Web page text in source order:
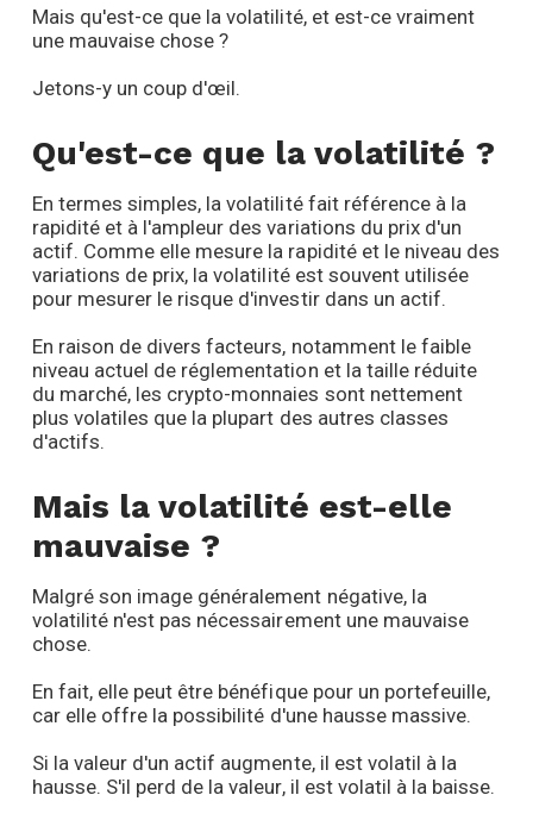
Mais qu'est-ce que la volatilité, et est-ce vraiment
une mauvaise chose ?
Jetons-y un coup d'œil.
Qu'est-ce que la volatilité ?
En termes simples, la volatilité fait référence à la
rapidité et à l'ampleur des variations du prix d'un
actif. Comme elle mesure la rapidité et le niveau des
variations de prix, la volatilité est souvent utilisée
pour mesurer le risque d'investir dans un actif.
En raison de divers facteurs, notamment le faible
niveau actuel de réglementation et la taille réduite
du marché, les crypto-monnaies sont nettement
plus volatiles que la plupart des autres classes
d'actifs.
Mais la volatilité est-elle
mauvaise ?
Malgré son image généralement négative, la
volatilité n'est pas nécessairement une mauvaise
chose.
En fait, elle peut être bénéfique pour un portefeuille,
car elle offre la possibilité d'une hausse massive.
Si la valeur d'un actif augmente, il est volatil à la
hausse. S'il perd de la valeur, il est volatil à la baisse.